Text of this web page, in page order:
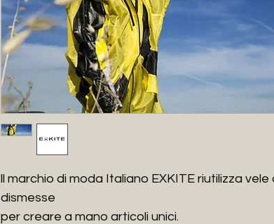
ll marchio di moda Italiano EXKITE riutilizza
dismesse
per creare a mano articoli unici.